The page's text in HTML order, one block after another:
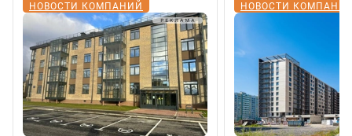
НОВОСТИ КОМПАНИЙ НОВОСТИ